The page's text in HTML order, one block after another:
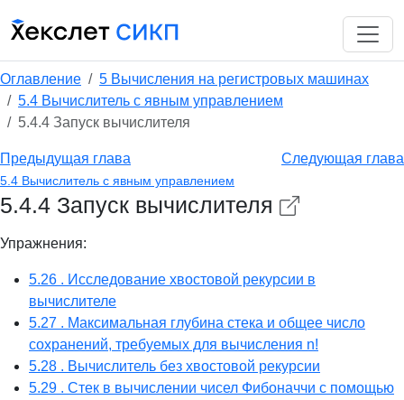
Оглавление
5 Вычисления на регистровых машинах
5.4 Вычислитель с явным управлением
5.4.4 Запуск вычислителя
Предыдущая глава Следующая глава
5.4 Вычислитель с явным управлением
5.4.4 Запуск вычислителя
Упражнения:
5.26 . Исследование хвостовой рекурсии в
вычислителе
5.27 . Максимальная глубина стека и общее число
сохранений, требуемых для вычисления n!
5.28 . Вычислитель без хвостовой рекурсии
5.29 . Cтек в вычислении чисел Фибоначчи с помощью